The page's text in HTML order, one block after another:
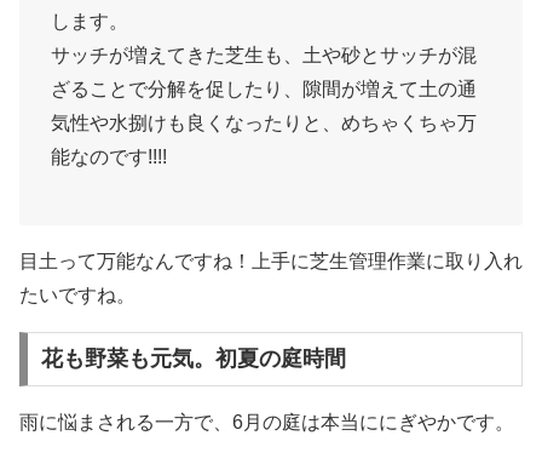
します。
サッチが増えてきた芝生も、土や砂とサッチが混
ざることで分解を促したり、隙間が増えて土の通
気性や水捌けも良くなったりと、めちゃくちゃ万
能なのです!!!!
目土って万能なんですね！上手に芝生管理作業に取り入れ
たいですね。
花も野菜も元気。初夏の庭時間
雨に悩まされる一方で、6月の庭は本当ににぎやかです。